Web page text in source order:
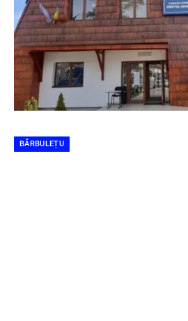
BĂRBULEȚU